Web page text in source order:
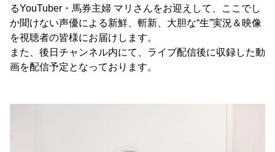
るYouTuber・馬券主婦 マリさんをお迎えして、ここでし
か聞けない声優による新鮮、斬新、大胆な“生”実況＆映像
を視聴者の皆様にお届けします。
また、後日チャンネル内にて、ライブ配信後に収録した動
画を配信予定となっております。